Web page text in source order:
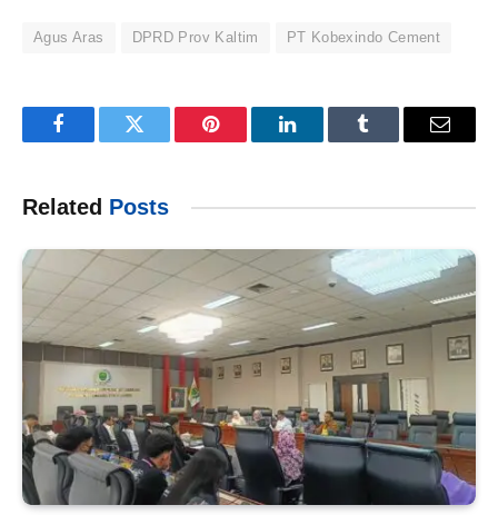
Agus Aras DPRD Prov Kaltim PT Kobexindo Cement
FacebookTwitter Pinterest LinkedInTumblr Email
Related Posts